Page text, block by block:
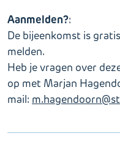
Aanmelden?:
De bijeenkomst is
melden.
Heb je vragen over
op met Marjan
mail: